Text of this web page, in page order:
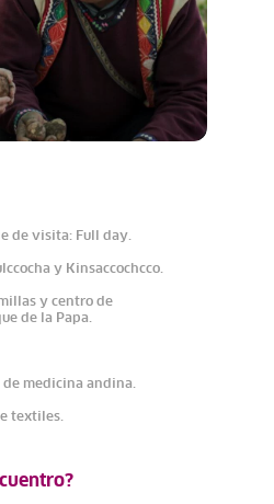
de visita: Full day.
y Kinsaccochcco.
y centro de
de la Papa.
medicina andina.
textiles.